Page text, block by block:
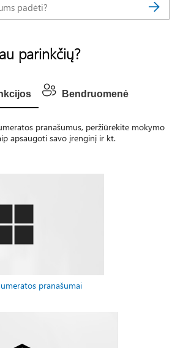
parinkčių?
Bendruomenė
pranašumus, peržiūrėkite mokymo
apsaugoti savo įrenginį ir kt.
pranašumai